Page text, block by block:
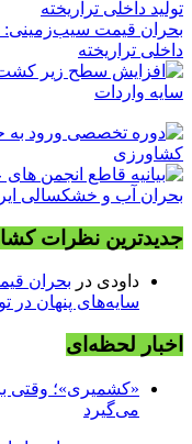
بحران قیمت سیب‌زمینی:
داخلی تراریخته
جدیدترین نظرات
داودی در بحران
سایه‌های پنهان در
اخبار لحظه‌ای
«کشمیری»؛ وقتی
می‌گیرد